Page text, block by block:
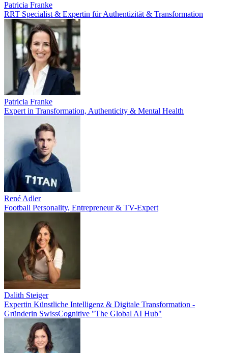
Patricia Franke
RRT Specialist & Expertin für Authentizität & Transformation
Patricia Franke
Expert in Transformation, Authenticity & Mental Health
René Adler
Football Personality, Entrepreneur & TV-Expert
Dalith Steiger
Expertin Künstliche Intelligenz & Digitale Transformation -
Gründerin SwissCognitive "The Global AI Hub"